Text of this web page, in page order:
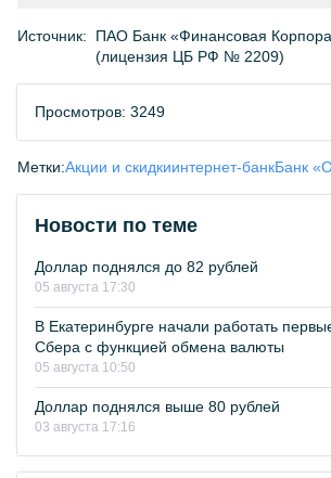
Источник:
ПАО Банк «Финансовая
(лицензия ЦБ РФ № 2209)
Просмотров: 3249
Метки:Акции и скидкиинтернет-банкБанк
Новости по теме
Доллар поднялся до 82 рублей
05 августа 17:30
В Екатеринбурге начали работать
Сбера с функцией обмена валюты
05 августа 10:50
Доллар поднялся выше 80 рублей
03 августа 17:16